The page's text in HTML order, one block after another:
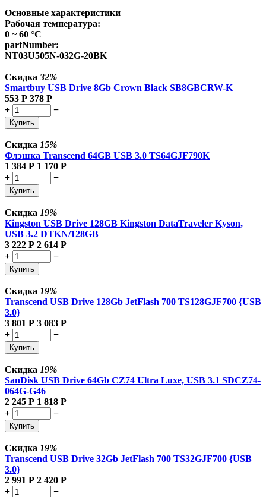
Основные характеристики
Рабочая температура:
0 ~ 60 °C
partNumber:
NT03U505N-032G-20BK
Скидка 32%
Smartbuy USB Drive 8Gb Crown Black SB8GBCRW-K
553 Р 378 Р
+
−
Купить
Скидка 15%
Флэшка Transcend 64GB USB 3.0 TS64GJF790K
1 384 Р 1 170 Р
+
−
Купить
Скидка 19%
Kingston USB Drive 128GB Kingston DataTraveler Kyson,
USB 3.2 DTKN/128GB
3 222 Р 2 614 Р
+
−
Купить
Скидка 19%
Transcend USB Drive 128Gb JetFlash 700 TS128GJF700 {USB
3.0}
3 801 Р 3 083 Р
+
−
Купить
Скидка 19%
SanDisk USB Drive 64Gb CZ74 Ultra Luxe, USB 3.1 SDCZ74-
064G-G46
2 245 Р 1 818 Р
+
−
Купить
Скидка 19%
Transcend USB Drive 32Gb JetFlash 700 TS32GJF700 {USB
3.0}
2 991 Р 2 420 Р
+
−